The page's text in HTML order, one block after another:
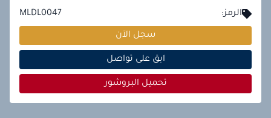
الرمز:
MLDL0047
سجل الآن
ابق على تواصل
تحميل البروشور